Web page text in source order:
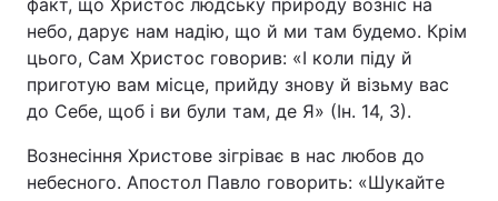
факт, що Христос людську природу возніс на
небо, дарує нам надію, що й ми там будемо. Крім
цього, Сам Христос говорив: «І коли піду й
приготую вам місце, прийду знову й візьму вас
до Себе, щоб і ви були там, де Я» (Ін. 14, 3).
Вознесіння Христове зігріває в нас любов до
небесного. Апостол Павло говорить: «Шукайте